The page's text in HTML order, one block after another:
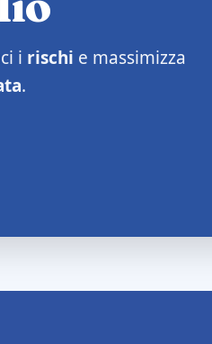
i rischi e massimizza
.